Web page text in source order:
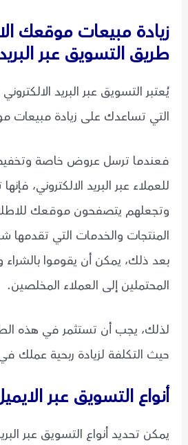
زيادة مبيعات موقعك
طريق التسويق عبر
يُعتبر التسويق عبر البريد
التي تساعدك على زيادة مبيعات
فعندما ترسل عروض خاصة
للعملاء عبر البريد الالكتروني،
وتجعلهم يتصفحون موقعك
المنتجات والخدمات التي تقدمها
بعد ذلك، يمكن أن يقوموا بالشراء
المحتملين إلى العملاء المخلصين.
لذلك، يجب أن تستثمر في هذه
حيث التكلفة لزيادة ربحية عملك
أنواع التسويق عبر
يمكن تحديد أنواع التسويق عبر